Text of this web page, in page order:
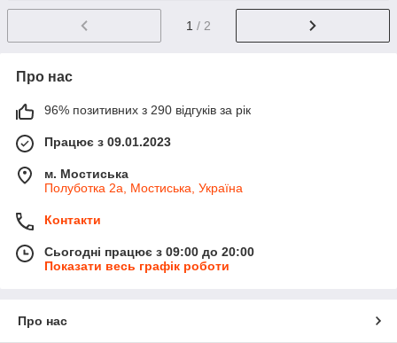
1 / 2
Про нас
96% позитивних з 290 відгуків за рік
Працює з 09.01.2023
м. Мостиська
Полуботка 2а, Мостиська, Україна
Контакти
Сьогодні працює з 09:00 до 20:00
Показати весь графік роботи
Про нас